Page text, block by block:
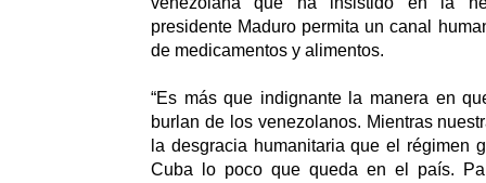
presidente Maduro permita un canal
de medicamentos y alimentos.
“Es más que indignante la manera en
burlan de los venezolanos. Mientras
la desgracia humanitaria que el régimen
Cuba lo poco que queda en el país.